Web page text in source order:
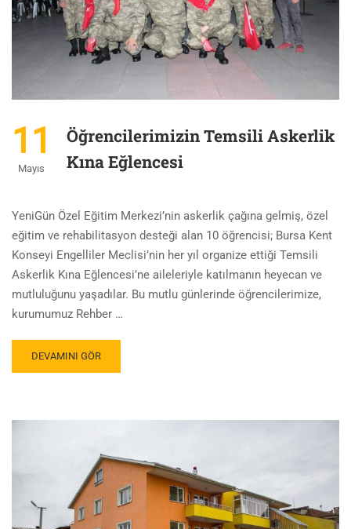
11
Mayıs
Öğrencilerimizin Temsili Askerlik
Kına Eğlencesi
YeniGün Özel Eğitim Merkezi’nin askerlik çağına gelmiş, özel
eğitim ve rehabilitasyon desteği alan 10 öğrencisi; Bursa Kent
Konseyi Engelliler Meclisi’nin her yıl organize ettiği Temsili
Askerlik Kına Eğlencesi’ne aileleriyle katılmanın heyecan ve
mutluluğunu yaşadılar. Bu mutlu günlerinde öğrencilerimize,
kurumumuz Rehber …
DEVAMINI GÖR